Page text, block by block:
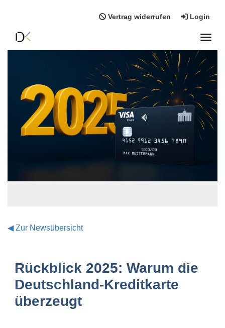
Vertrag widerrufen Login
◀Zur Newsübersicht
Rückblick 2025: Warum die
Deutschland-Kreditkarte
überzeugt